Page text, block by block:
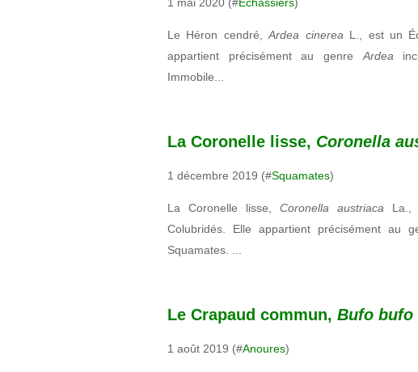
Le Héron cendré,Ardea cinerea L., est un
appartient précisément au genre Ardea
Immobile...
La Coronelle lisse, Coronella
1 décembre 2019 (#Squamates)
La Coronelle lisse, Coronella austriaca La.,
Colubridés. Elle appartient précisément au
Squamates. ...
Le Crapaud commun, Bufo bufo
1 août 2019 (#Anoures)